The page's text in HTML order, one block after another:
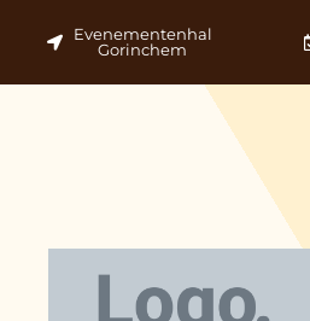
Evenementenhal
Gorinchem